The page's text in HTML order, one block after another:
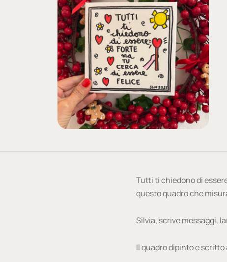
Tutti ti chiedono di
questo quadro che
Silvia, scrive messaggi,
Il quadro dipinto e scritto